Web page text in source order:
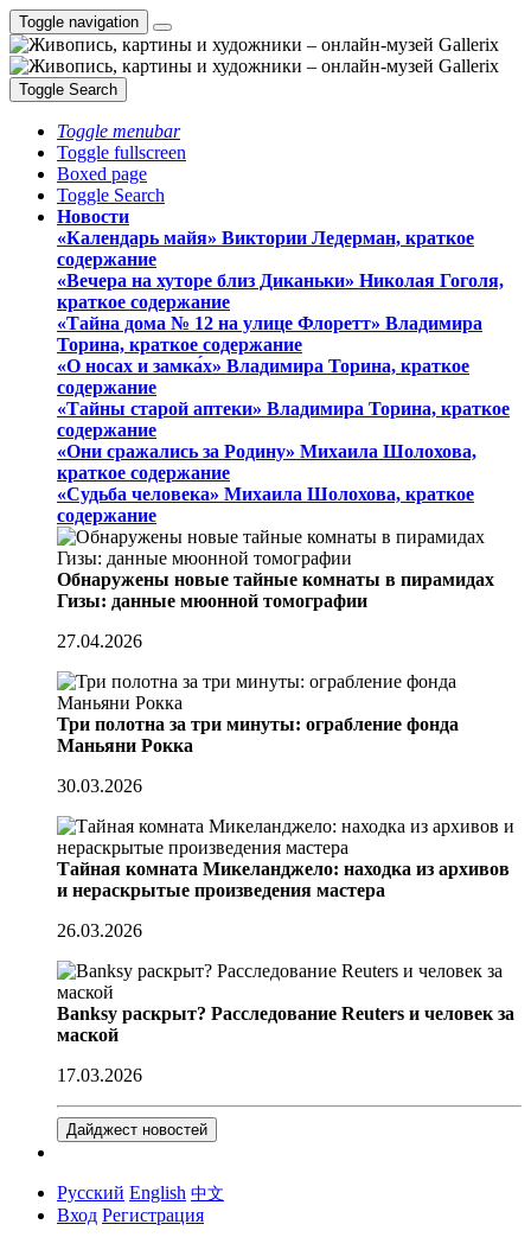
Toggle navigation
Toggle Search
Toggle menubar
Toggle fullscreen
Boxed page
Toggle Search
Новости
«Календарь майя» Виктории Ледерман, краткое
содержание
«Вечера на хуторе близ Диканьки» Николая Гоголя,
краткое содержание
«Тайна дома № 12 на улице Флоретт» Владимира
Торина, краткое содержание
«О носах и замка́х» Владимира Торина, краткое
содержание
«Тайны старой аптеки» Владимира Торина, краткое
содержание
«Они сражались за Родину» Михаила Шолохова,
краткое содержание
«Судьба человека» Михаила Шолохова, краткое
содержание
Обнаружены новые тайные комнаты в пирамидах
Гизы: данные мюонной томографии
27.04.2026
Три полотна за три минуты: ограбление фонда
Маньяни Рокка
30.03.2026
Тайная комната Микеланджело: находка из архивов
и нераскрытые произведения мастера
26.03.2026
Banksy раскрыт? Расследование Reuters и человек за
маской
17.03.2026
Дайджест новостей
Русский English 中文
Вход Регистрация